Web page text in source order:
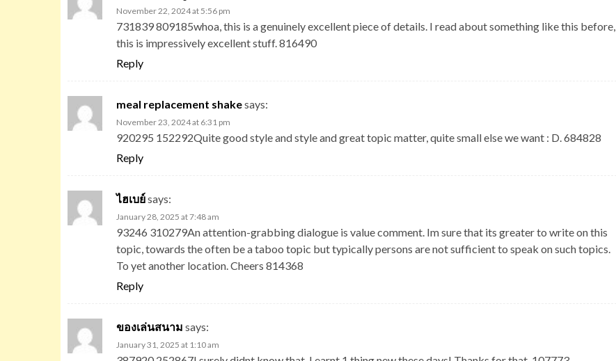
November 22, 2024 at 5:56 pm
731839 809185whoa, this is a genuinely excellent piece of details. I read about something like this before,
this is impressively excellent stuff. 816490
Reply
meal replacement shakesays:
November 23, 2024 at 6:31 pm
920295 152292Quite good style and style and great topic matter, quite small else we want : D. 684828
Reply
ไฮเบย์says:
January 28, 2025 at 7:48 am
93246 310279An attention-grabbing dialogue is value comment. Im sure that its greater to write on this
topic, towards the often be a taboo topic but typically persons are not sufficient to speak on such topics.
To yet another location. Cheers 814368
Reply
ของเล่นสนาม says:
January 31, 2025 at 1:10 am